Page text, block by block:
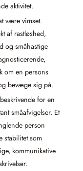
aktivitet.
være vimset.
af rastløshed,
og småhastige
om en persons
bevæge sig på.
for en
småafvigelser. Et
person
stabilitet som
kommunikative